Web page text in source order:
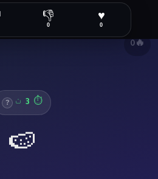
⏱
3 ث ?
🍉
🔥
0
♥
0
👎
0